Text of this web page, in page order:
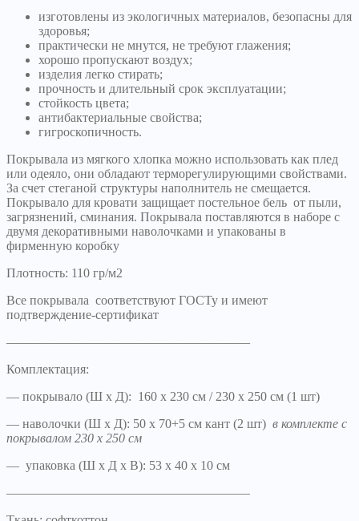
изготовлены из экологичных материалов, безопасны для
здоровья;
практически не мнутся, не требуют глажения;
хорошо пропускают воздух;
изделия легко стирать;
прочность и длительный срок эксплуатации;
стойкость цвета;
антибактериальные свойства;
гигроскопичность.
Покрывала из мягкого хлопка можно использовать как плед
или одеяло, они обладают терморегулирующими свойствами.
За счет стеганой структуры наполнитель не смещается.
Покрывало для кровати защищает постельное бель от пыли,
загрязнений, сминания. Покрывала поставляются в наборе с
двумя декоративными наволочками и упакованы в
фирменную коробку
Плотность: 110 гр/м2
Все покрывала соответствуют ГОСТу и имеют
подтверждение-сертификат
———————————————————
Комплектация:
— покрывало (Ш х Д): 160 х 230 см / 230 х 250 см (1 шт)
— наволочки (Ш х Д): 50 х 70+5 см кант (2 шт) в комплекте с
покрывалом 230 х 250 см
— упаковка (Ш х Д х В): 53 х 40 х 10 см
———————————————————